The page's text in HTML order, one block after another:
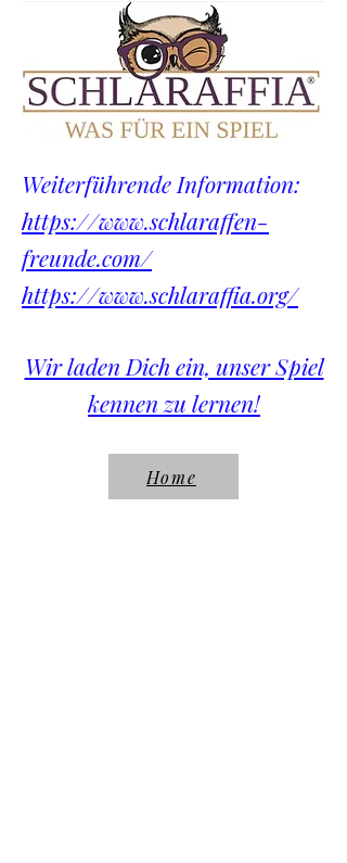
Weiterführende Information:
https://www.schlaraffen-
freunde.com/
https://www.schlaraffia.org/
Wir laden Dich ein, unser Spiel
kennen zu lernen!​​​​​​​​
Home